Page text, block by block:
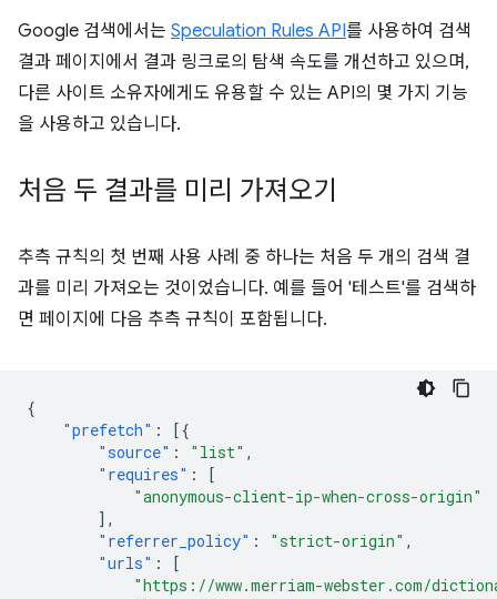
Google 검색에서는 Speculation Rules API를 사용하여 검색
결과 페이지에서 결과 링크로의 탐색 속도를 개선하고 있으며,
다른 사이트 소유자에게도 유용할 수 있는 API의 몇 가지 기능
을 사용하고 있습니다.
처음 두 결과를 미리 가져오기
추측 규칙의 첫 번째 사용 사례 중 하나는 처음 두 개의 검색 결
과를 미리 가져오는 것이었습니다. 예를 들어 '테스트'를 검색하
면 페이지에 다음 추측 규칙이 포함됩니다.
{
"prefetch" :
[{
"source" : "list" ,
"requires" :
[
"anonymous-client-ip-when-cross-origin"
],
"referrer_policy" : "strict-origin" ,
"urls" :
[
"https://www.merriam-webster.com/